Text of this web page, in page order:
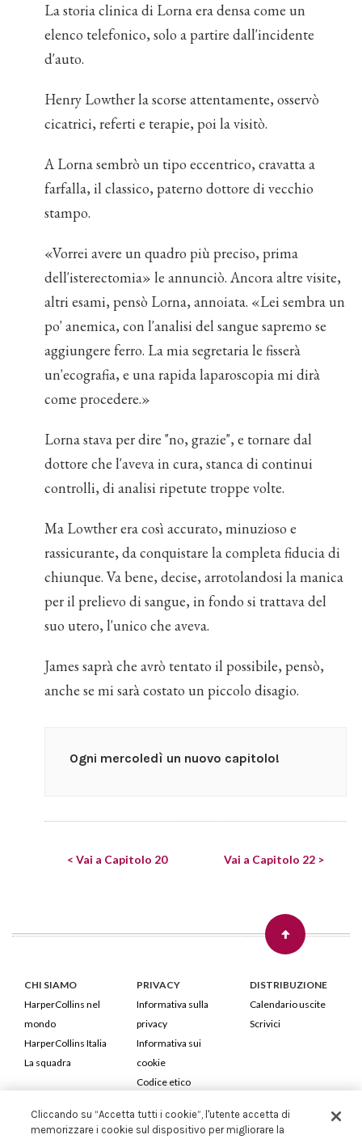
La storia clinica di Lorna era densa come un
elenco telefonico, solo a partire dall'incidente
d'auto.
Henry Lowther la scorse attentamente, osservò
cicatrici, referti e terapie, poi la visitò.
A Lorna sembrò un tipo eccentrico, cravatta a
farfalla, il classico, paterno dottore di vecchio
stampo.
«Vorrei avere un quadro più preciso, prima
dell'isterectomia» le annunciò. Ancora altre visite,
altri esami, pensò Lorna, annoiata. «Lei sembra un
po' anemica, con l'analisi del sangue sapremo se
aggiungere ferro. La mia segretaria le fisserà
un'ecografia, e una rapida laparoscopia mi dirà
come procedere.»
Lorna stava per dire "no, grazie", e tornare dal
dottore che l'aveva in cura, stanca di continui
controlli, di analisi ripetute troppe volte.
Ma Lowther era così accurato, minuzioso e
rassicurante, da conquistare la completa fiducia di
chiunque. Va bene, decise, arrotolandosi la manica
per il prelievo di sangue, in fondo si trattava del
suo utero, l'unico che aveva.
James saprà che avrò tentato il possibile, pensò,
anche se mi sarà costato un piccolo disagio.
Ogni mercoledì un nuovo capitolo!
< Vai a Capitolo 20 Vai a Capitolo 22 >
CHI SIAMO
HarperCollins nel
mondo
HarperCollins Italia
La squadra
PRIVACY
Informativa sulla
privacy
Informativa sui
cookie
Codice etico
DISTRIBUZIONE
Calendario uscite
Scrivici
HarperCollins Italia S.p.A. Viale Monte Nero, 84 - 20135 Milano
Cliccando su “Accetta tutti i cookie”, l'utente accetta di
memorizzare i cookie sul dispositivo per migliorare la